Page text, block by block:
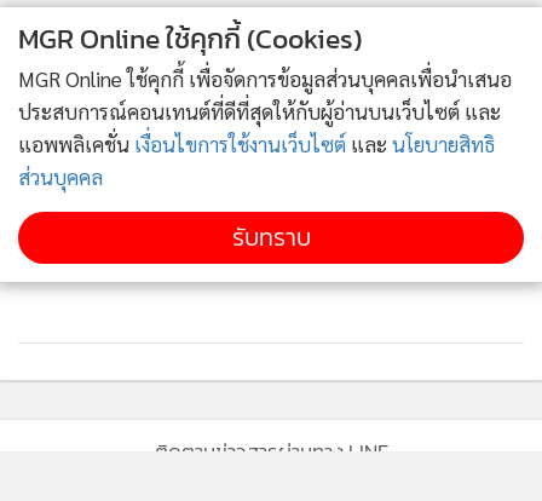
ติดตามข่าวสารผ่านทาง LINE
MGR Online ใช้คุกกี้ (Cookies)
MGR Online ใช้คุกกี้ เพื่อจัดการข้อมูลส่วนบุคคลเพื่อนำเสนอ
ประสบการณ์คอนเทนต์ที่ดีที่สุดให้กับผู้อ่านบนเว็บไซต์ และ
แอพพลิเคชั่น เงื่อนไขการใช้งานเว็บไซต์ และ นโยบายสิทธิ
ส่วนบุคคล
รับทราบ